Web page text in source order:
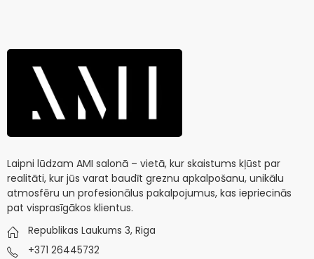
Laipni lūdzam AMI salonā – vietā, kur skaistums kļūst par
realitāti, kur jūs varat baudīt greznu apkalpošanu, unikālu
atmosfēru un profesionālus pakalpojumus, kas iepriecinās
pat visprasīgākos klientus.
Republikas Laukums 3, Riga
+371 26445732